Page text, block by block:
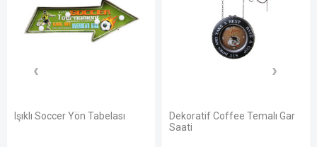
Işıklı Soccer Yön Tabelası
Dekoratif Coffee Temalı Gar
Saati